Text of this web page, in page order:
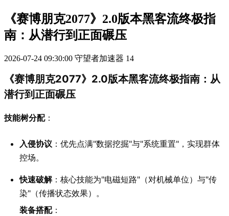
《赛博朋克2077》2.0版本黑客流终极指
南：从潜行到正面碾压
2026-07-24 09:30:00 守望者加速器 14
《赛博朋克2077》2.0版本黑客流终极指南：从
潜行到正面碾压
技能树分配：
入侵协议 ：优先点满"数据挖掘"与"系统重置"，实现群体
控场。
快速破解：核心技能为"电磁短路"（对机械单位）与"传
染"（传播状态效果）。
装备搭配：